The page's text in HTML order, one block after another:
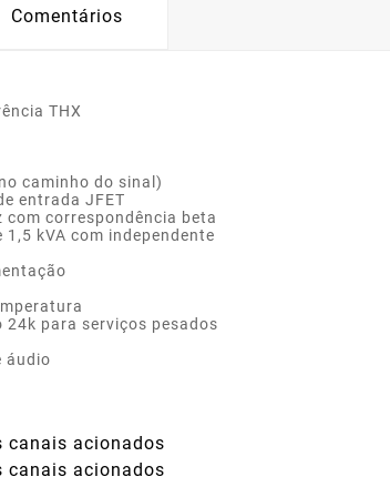
Comentários
THX
caminho do sinal)
entrada JFET
correspondência beta
kVA com independente
para serviços pesados
áudio
canais acionados
canais acionados